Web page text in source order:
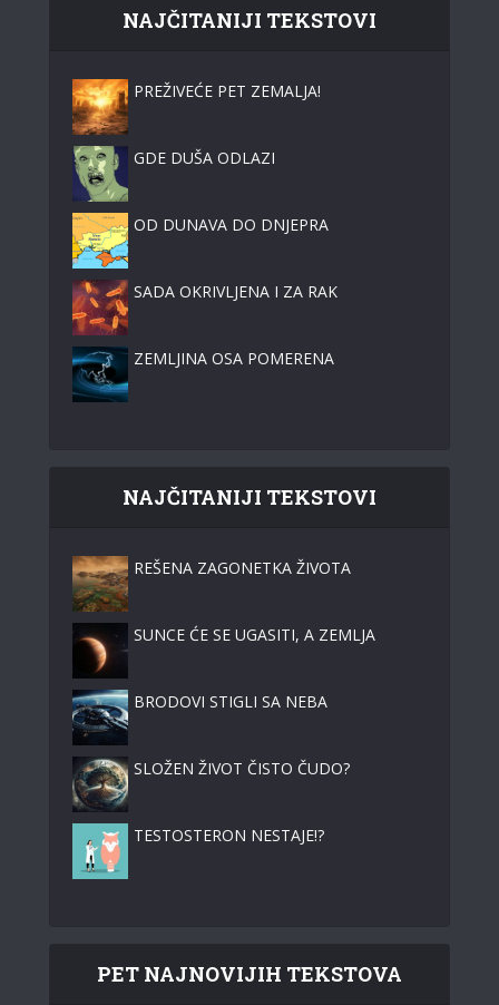
NAJČITANIJI TEKSTOVI
PREŽIVEĆE PET ZEMALJA!
GDE DUŠA ODLAZI
OD DUNAVA DO DNJEPRA
SADA OKRIVLJENA I ZA RAK
ZEMLJINA OSA POMERENA
NAJČITANIJI TEKSTOVI
REŠENA ZAGONETKA ŽIVOTA
SUNCE ĆE SE UGASITI, A ZEMLJA
BRODOVI STIGLI SA NEBA
SLOŽEN ŽIVOT ČISTO ČUDO?
TESTOSTERON NESTAJE!?
PET NAJNOVIJIH TEKSTOVA